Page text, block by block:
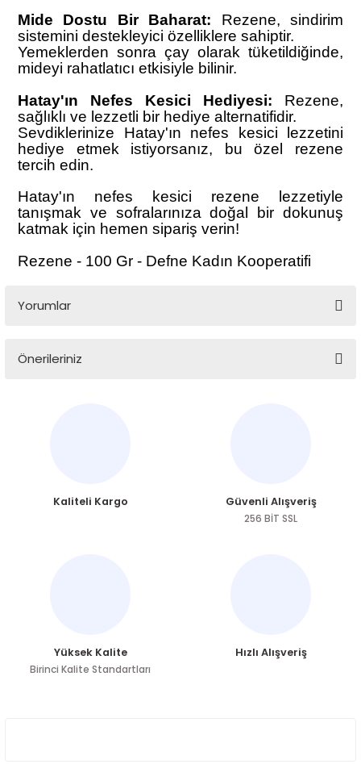
Mide Dostu Bir Baharat: Rezene, sindirim
sistemini destekleyici özelliklere sahiptir.
Yemeklerden sonra çay olarak tüketildiğinde,
mideyi rahatlatıcı etkisiyle bilinir.
Hatay'ın Nefes Kesici Hediyesi: Rezene,
sağlıklı ve lezzetli bir hediye alternatifidir.
Sevdiklerinize Hatay'ın nefes kesici lezzetini
hediye etmek istiyorsanız, bu özel rezene
tercih edin.
Hatay'ın nefes kesici rezene lezzetiyle
tanışmak ve sofralarınıza doğal bir dokunuş
katmak için hemen sipariş verin!
Rezene - 100 Gr - Defne Kadın Kooperatifi
Yorumlar
Önerileriniz
Ürün açıklamasında eksik bilgiler bulunuyor.
Kaliteli Kargo Güvenli Alışveriş
256 BİT SSL
Yüksek Kalite
Birinci Kalite Standartları
Hızlı Alışveriş